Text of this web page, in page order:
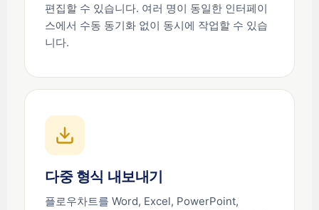
편집할 수 있습니다. 여러 명이 동일한 인터페이
스에서 수동 동기화 없이 동시에 작업할 수 있습
니다.
다중 형식 내보내기
플로우차트를 Word, Excel, PowerPoint,